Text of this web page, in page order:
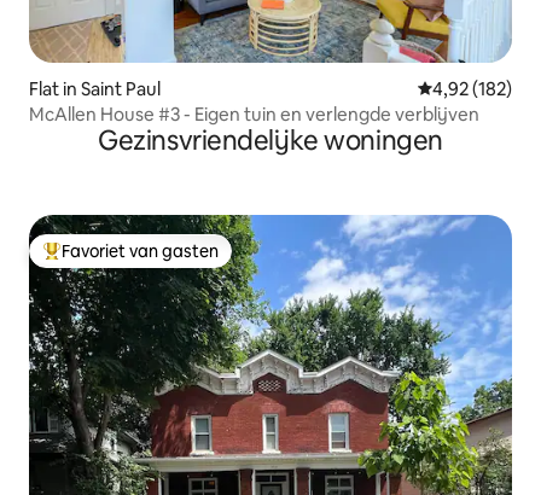
Flat in Saint Paul Gemiddelde
4,92 (182)
McAllen House #3 - Eigen tuin en verlengde verblijven
Gezinsvriendelijke woningen
Topfavoriet van gasten
Favoriet van gasten